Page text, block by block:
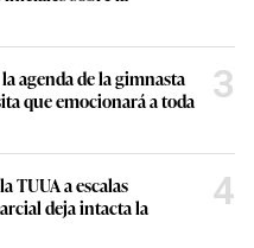
agenda de la gimnasta
que emocionará a toda
3
TUUA a escalas
deja intacta la
4